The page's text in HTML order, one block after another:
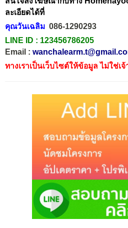
ละเอียดได้ที่
คุณวันเฉลิม 086-1290293
LINE ID : 123456786205
Email :
ทางเราเป็นเว็บไซต์ให้ข้อมูล ไม่ใช่เ